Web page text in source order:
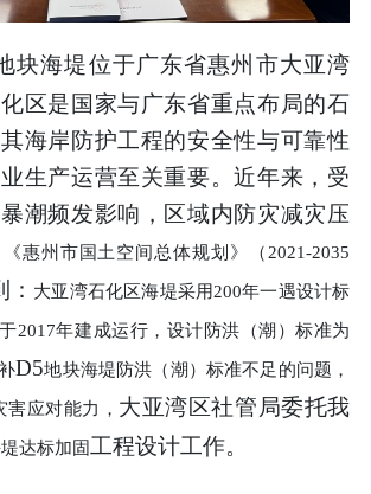
块海堤位于广东省惠州市大亚湾
区是国家与广东省重点布局的石
海岸防护工程的安全性与可靠性
生产运营至关重要。近年来，受
潮频发影响，区域内防灾减灾压
《惠州市国土空间总体规划》（ 2021-2035
大亚湾石化区海堤采用200年一遇设计标
2017年建成运行，设计防洪（潮）标准为
D5地块海堤防洪（潮）标准不足的问题，
应对能力， 大亚湾区社管局委托我
达标加固 工程设计工作。